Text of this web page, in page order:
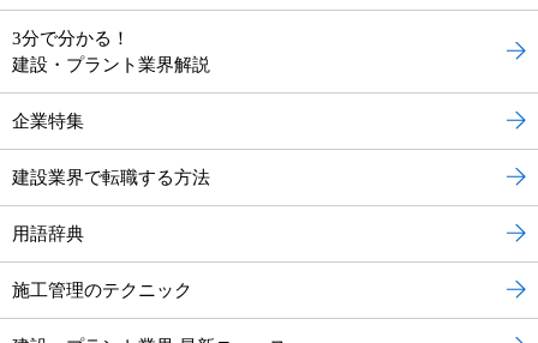
3分で分かる！
建設・プラント業界解説
企業特集
建設業界で転職する方法
用語辞典
施工管理のテクニック